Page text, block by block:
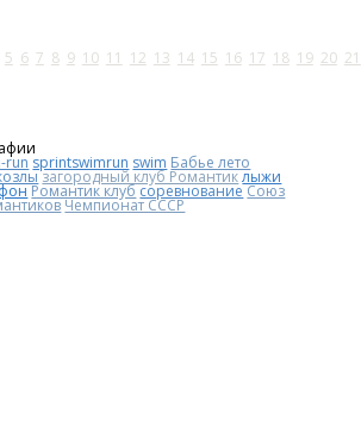
5 6 7 8 9 10 11 12 13 14 15 16 17 18 19 20 21
run sprintswimrun swim Бабье лето
загородный клуб Романтиклыжи
Романтик клубсоревнованиеСоюз
Чемпионат СССР